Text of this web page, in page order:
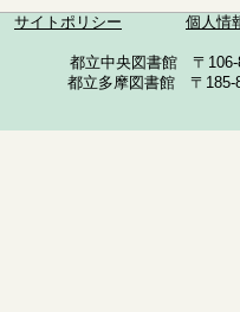
サイトポリシー 個人情
都立中央図書館 〒
都立多摩図書館 〒185-